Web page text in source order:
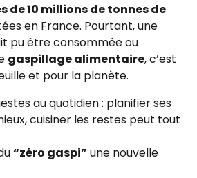
de 10 millions de tonnes de
en France. Pourtant, une
pu être consommée ou
gaspillage alimentaire, c’est
et pour la planète.
au quotidien : planifier ses
cuisiner les restes peut tout
“zéro gaspi” une nouvelle